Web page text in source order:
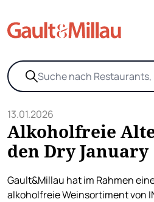
13.01.2026
Alkoholfreie
den Dry January
Gault&Millau hat im Rahmen
alkoholfreie Weinsortiment von